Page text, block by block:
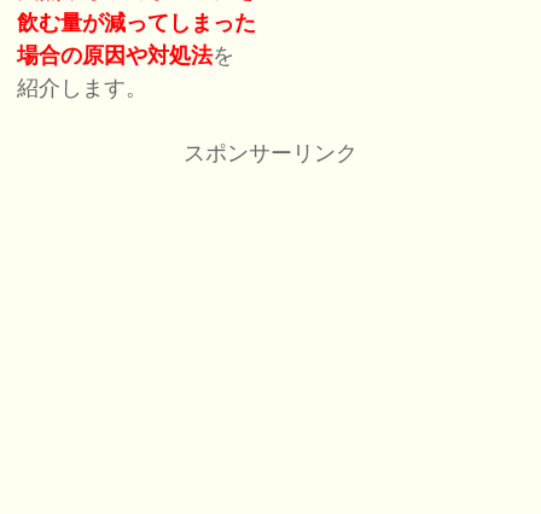
飲む量が減ってしまった
場合の原因や対処法を
紹介します。
スポンサーリンク